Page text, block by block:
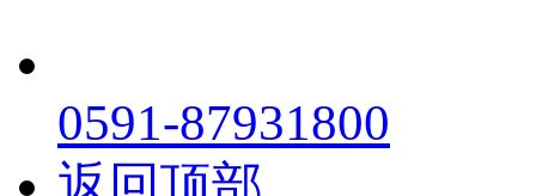
0591-87931800